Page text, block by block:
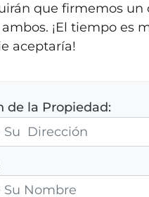
que firmemos
¡El tiempo es
aceptaría!
de la Propiedad: